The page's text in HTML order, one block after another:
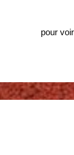
pour